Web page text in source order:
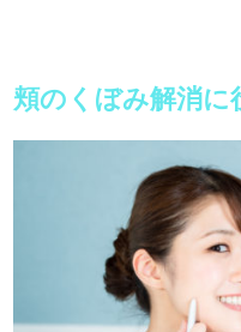
頬のくぼみ解消に